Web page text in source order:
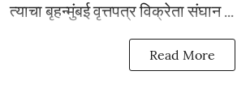
त्याचा बृहन्मुंबई वृत्तपत्र विक्रेता संघान ...
Read More